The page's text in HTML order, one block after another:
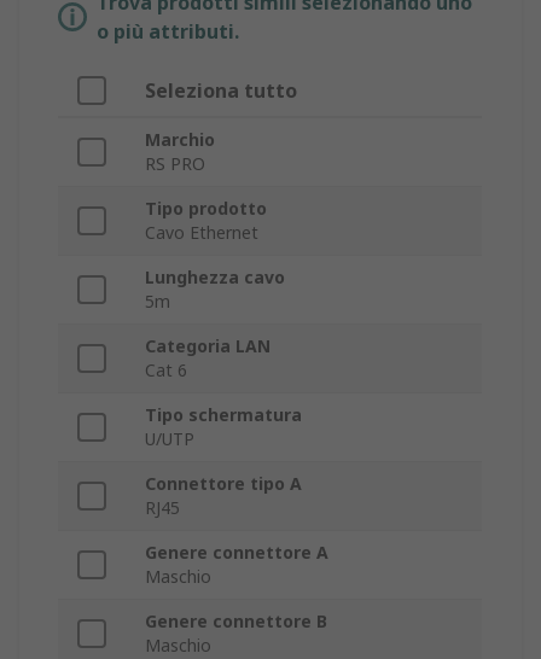
o più attributi.
Seleziona tutto
Marchio
RS PRO
Tipo prodotto
Cavo Ethernet
Lunghezza cavo
5m
Categoria LAN
Cat 6
Tipo schermatura
U/UTP
Connettore tipo A
RJ45
Genere connettore A
Maschio
Genere connettore B
Maschio